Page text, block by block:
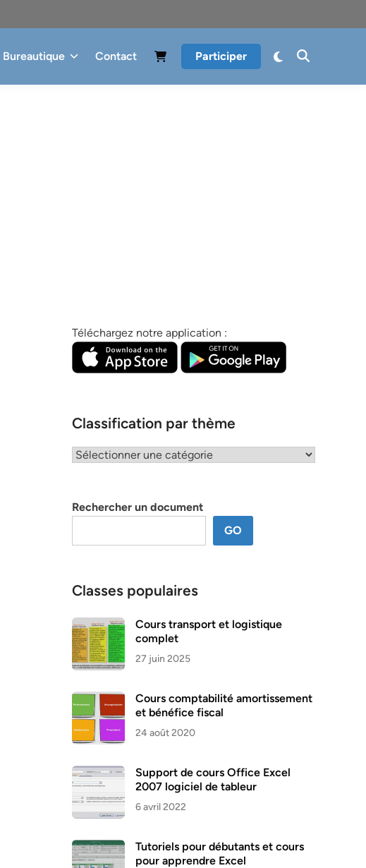
Bureautique Contact Participer
Téléchargez notre application :
Classification par thème
Classification
Rechercher un document
GO
Classes populaires
Cours transport et logistique
complet
27 juin 2025
Cours comptabilité amortissement
et bénéfice fiscal
24 août 2020
Support de cours Office Excel
2007 logiciel de tableur
6 avril 2022
Tutoriels pour débutants et cours
pour apprendre Excel